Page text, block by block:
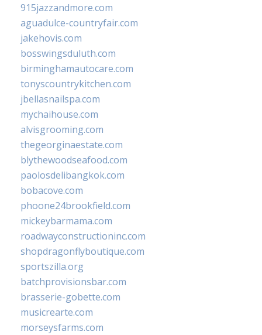
915jazzandmore.com
aguadulce-countryfair.com
jakehovis.com
bosswingsduluth.com
birminghamautocare.com
tonyscountrykitchen.com
jbellasnailspa.com
mychaihouse.com
alvisgrooming.com
thegeorginaestate.com
blythewoodseafood.com
paolosdelibangkok.com
bobacove.com
phoone24brookfield.com
mickeybarmama.com
roadwayconstructioninc.com
shopdragonflyboutique.com
sportszilla.org
batchprovisionsbar.com
brasserie-gobette.com
musicrearte.com
morseysfarms.com